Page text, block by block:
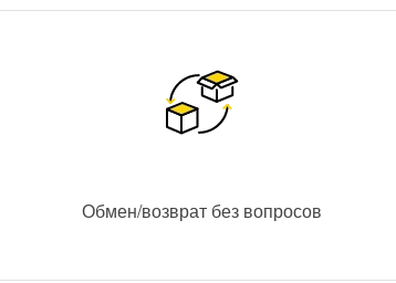
Обмен/возврат без вопросов